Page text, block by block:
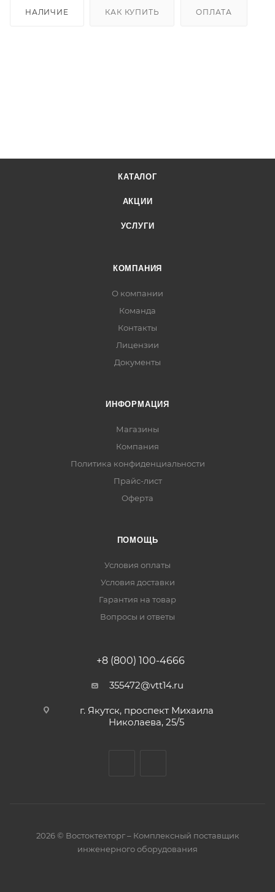
НАЛИЧИЕ КАК КУПИТЬ ОПЛАТА
КАТАЛОГ
АКЦИИ
УСЛУГИ
КОМПАНИЯ
О компании
Команда
Контакты
Лицензии
Документы
ИНФОРМАЦИЯ
Магазины
Компания
Политика конфиденциальности
Прайс-лист
Оферта
ПОМОЩЬ
Условия оплаты
Условия доставки
Гарантия на товар
Вопросы и ответы
+8 (800) 100-4666
355472@vtt14.ru
г. Якутск, проспект Михаила
Николаева, 25/5
2026 © Востоктехторг – Комплексный поставщик
инженерного оборудования